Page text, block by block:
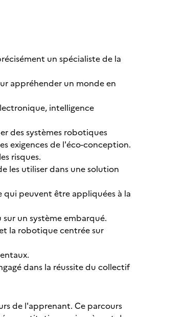
un spécialiste de la
appréhender un monde en
intelligence
des systèmes robotiques
exigences de l'éco-conception.
risques.
les utiliser dans une solution
peuvent être appliquées à la
un système embarqué.
la robotique centrée sur
dans la réussite du collectif
de l'apprenant. Ce parcours